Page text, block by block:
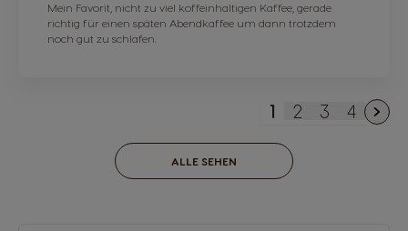
Mein Favorit, nicht zu viel koffeinhaltigen Kaffee, gerade
richtig für einen späten Abendkaffee um dann trotzdem
noch gut zu schlafen.
Sie lesen
1 Seite
2 Seite
3 Seite
4
ALLE SEHEN